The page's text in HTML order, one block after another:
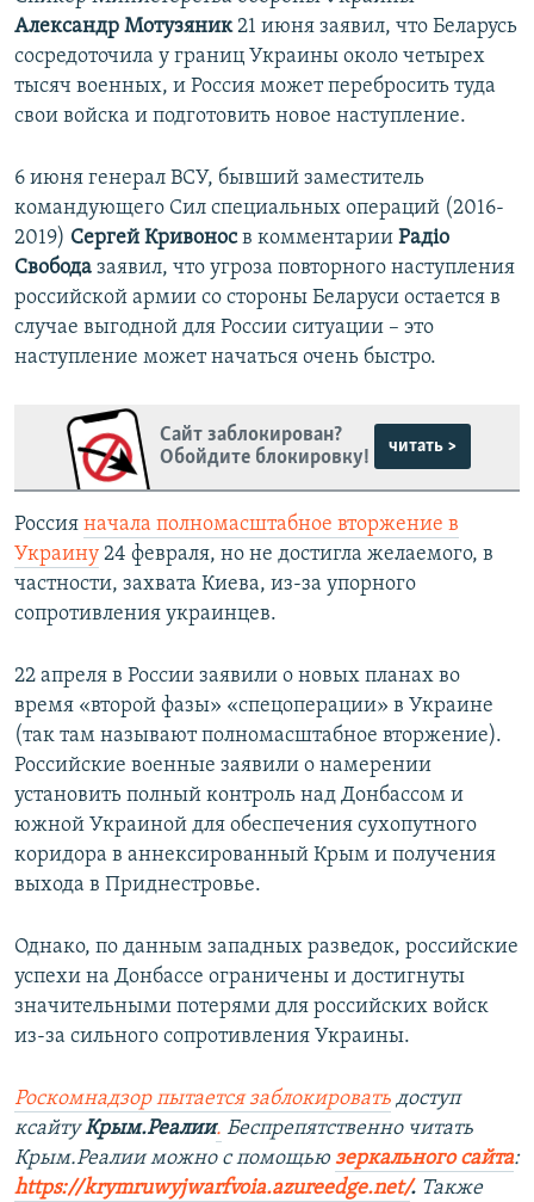
Александр Мотузяник21 июня заявил, что Беларусь
сосредоточила у границ Украины около четырех
тысяч военных, и Россия может перебросить туда
свои войска и подготовить новое наступление.
6 июня генерал ВСУ, бывший заместитель
командующего Сил специальных операций (2016-
2019) Сергей Кривоносв комментарии Радіо
Свобода заявил, что угроза повторного наступления
российской армии со стороны Беларуси остается в
случае выгодной для России ситуации – это
наступление может начаться очень быстро.
Сайт заблокирован?
Обойдите блокировку!
читать >
Россия начала полномасштабное вторжение в
Украину 24 февраля, но не достигла желаемого, в
частности, захвата Киева, из-за упорного
сопротивления украинцев.
22 апреля в России заявили о новых планах во
время «второй фазы» «спецоперации» в Украине
(так там называют полномасштабное вторжение).
Российские военные заявили о намерении
установить полный контроль над Донбассом и
южной Украиной для обеспечения сухопутного
коридора в аннексированный Крым и получения
выхода в Приднестровье.
Однако, по данным западных разведок, российские
успехи на Донбассе ограничены и достигнуты
значительными потерями для российских войск
из-за сильного сопротивления Украины.
Роскомнадзор пытается заблокировать доступ
ксайтуКрым.Реалии. Беспрепятственно читать
Крым.Реалии можно с помощью зеркального сайта:
https://krymruwyjwarfvoia.azureedge.net/. Также